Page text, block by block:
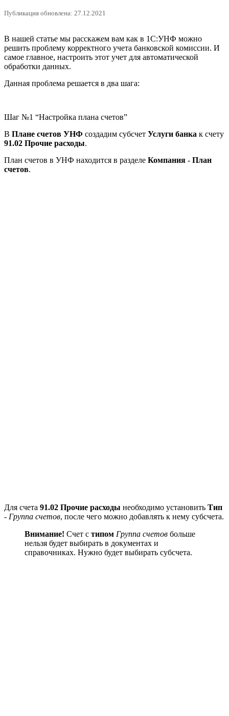
Публикация обновлена: 27.12.2021
В нашей статье мы расскажем вам как в 1С:УНФ можно
решить проблему корректного учета банковской комиссии. И
самое главное, настроить этот учет для автоматической
обработки данных.
Данная проблема решается в два шага:
Шаг №1 “Настройка плана счетов”
В Плане счетов УНФ создадим субсчет Услуги банка к счету
91.02 Прочие расходы.
План счетов в УНФ находится в разделе Компания - План
счетов.
Для счета 91.02 Прочие расходы необходимо установить Тип
- Группа счетов, после чего можно добавлять к нему субсчета.
Внимание! Счет с типом Группа счетов больше
нельзя будет выбирать в документах и
справочниках. Нужно будет выбирать субсчета.